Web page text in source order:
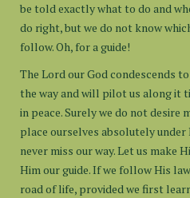
be told exactly what to do and
do right, but we do not know
follow. Oh, for a guide!
The Lord our God condescends
the way and will pilot us along it
in peace. Surely we do not
place ourselves absolutely under
never miss our way. Let us make
Him our guide. If we follow His
road of life, provided we first